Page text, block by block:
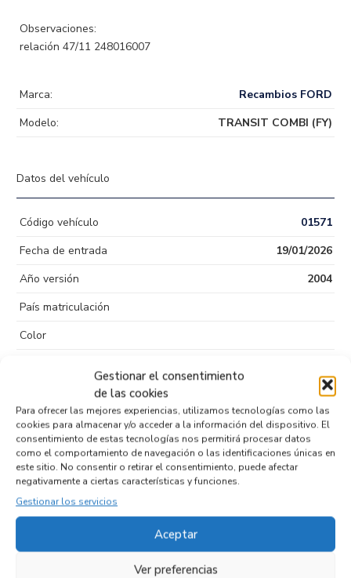
Gestionar el consentimiento
de las cookies
Para ofrecer las mejores experiencias, utilizamos tecnologías como las
cookies para almacenar y/o acceder a la información del dispositivo. El
consentimiento de estas tecnologías nos permitirá procesar datos
como el comportamiento de navegación o las identificaciones únicas en
este sitio. No consentir o retirar el consentimiento, puede afectar
negativamente a ciertas características y funciones.
Gestionar los servicios
Aceptar
Ver preferencias
Observaciones:
relación 47/11 248016007
Marca:
Recambios FORD
Modelo:
TRANSIT COMBI (FY)
Datos del vehículo
Código vehículo
01571
Fecha de entrada
19/01/2026
Año versión
2004
País matriculación
Color
combustible
Diesel
Código motor
Código cambio
Productos relacionados